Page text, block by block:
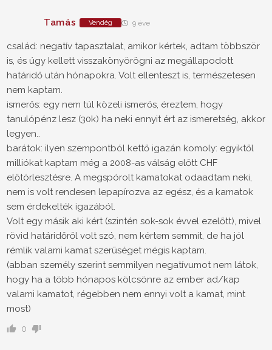
Tamás Vendég 9 éve
család: negatív tapasztalat, amikor kértek, adtam többször
is, és úgy kellett visszakönyörögni az megállapodott
határidő után hónapokra. Volt ellenteszt is, természetesen
nem kaptam.
ismerős: egy nem túl közeli ismerős, éreztem, hogy
tanulópénz lesz (30k) ha neki ennyit ért az ismeretség, akkor
legyen..
barátok: ilyen szempontból kettő igazán komoly: egyiktől
milliókat kaptam még a 2008-as válság előtt CHF
előtörlesztésre. A megspórolt kamatokat odaadtam neki,
nem is volt rendesen lepapírozva az egész, és a kamatok
sem érdekelték igazából.
Volt egy másik aki kért (szintén sok-sok évvel ezelőtt), mivel
rövid határidőről volt szó, nem kértem semmit, de ha jól
rémlik valami kamat szerűséget mégis kaptam.
(abban személy szerint semmilyen negatívumot nem látok,
hogy ha a több hónapos kölcsönre az ember ad/kap
valami kamatot, régebben nem ennyi volt a kamat, mint
most)
0